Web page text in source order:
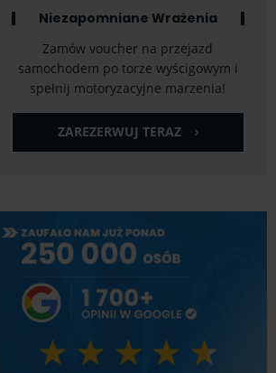
Niezapomniane Wrażenia
Zamów voucher na przejazd
samochodem po torze wyścigowym i
spełnij motoryzacyjne marzenia!
ZAREZERWUJ TERAZ